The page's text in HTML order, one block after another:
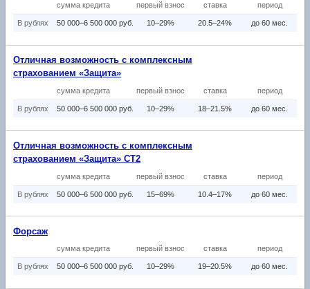
сумма кредита первый взнос ставка период
В рублях 50 000–6 500 000 руб. 10–29% 20.5–24% до 60 мес.
Отличная возможность с комплексным
страхованием «Защита»
сумма кредита первый взнос ставка период
В рублях 50 000–6 500 000 руб. 10–29% 18–21.5% до 60 мес.
Отличная возможность с комплексным
страхованием «Защита» СТ2
сумма кредита первый взнос ставка период
В рублях 50 000–6 500 000 руб. 15–69% 10.4–17% до 60 мес.
Форсаж
сумма кредита первый взнос ставка период
В рублях 50 000–6 500 000 руб. 10–29% 19–20.5% до 60 мес.